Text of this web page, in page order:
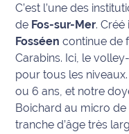
Justice
Loisirs
Météo
Politique
C’est l’une des
de Fos-sur-Mer.
Fosséen continue de
Carabins. Ici, le
pour tous les
ou 6 ans, et notre
Boichard au micro
tranche d’âge très